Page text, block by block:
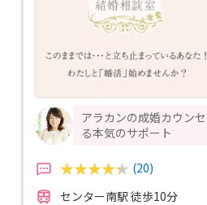
アラカンの成婚カウン
る本気のサポート
(20)
センター南駅 徒歩10分